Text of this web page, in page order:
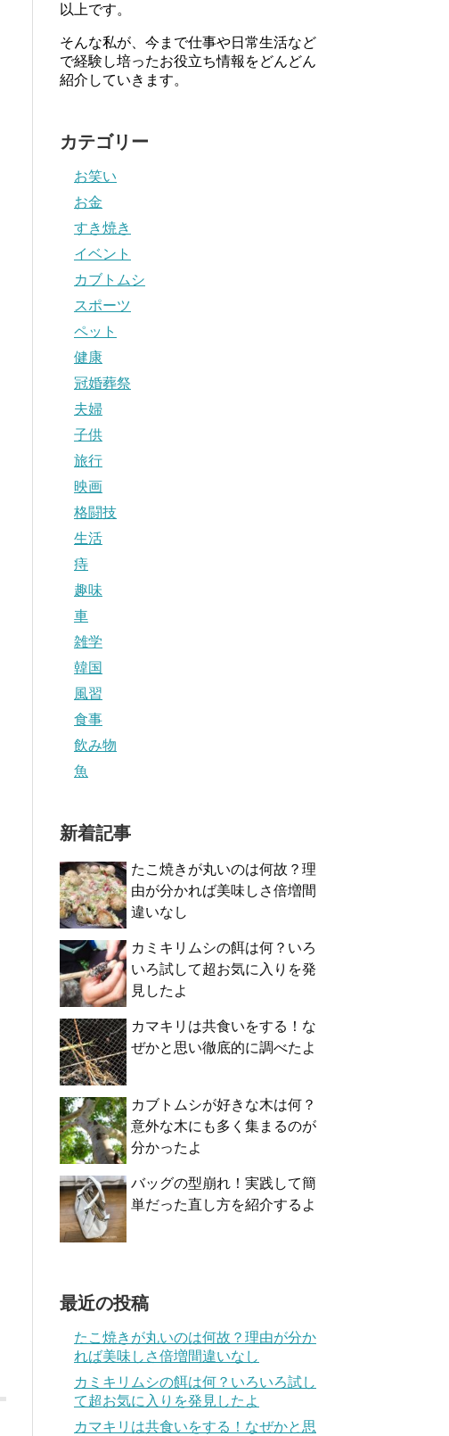
以上です。
そんな私が、今まで仕事や日常生活など
で経験し培ったお役立ち情報をどんどん
紹介していきます。
カテゴリー
お笑い
お金
すき焼き
イベント
カブトムシ
スポーツ
ペット
健康
冠婚葬祭
夫婦
子供
旅行
映画
格闘技
生活
痔
趣味
車
雑学
韓国
風習
食事
飲み物
魚
新着記事
たこ焼きが丸いのは何故？理
由が分かれば美味しさ倍増間
違いなし
カミキリムシの餌は何？いろ
いろ試して超お気に入りを発
見したよ
カマキリは共食いをする！な
ぜかと思い徹底的に調べたよ
カブトムシが好きな木は何？
意外な木にも多く集まるのが
分かったよ
バッグの型崩れ！実践して簡
単だった直し方を紹介するよ
最近の投稿
たこ焼きが丸いのは何故？理由が分か
れば美味しさ倍増間違いなし
カミキリムシの餌は何？いろいろ試し
て超お気に入りを発見したよ
カマキリは共食いをする！なぜかと思